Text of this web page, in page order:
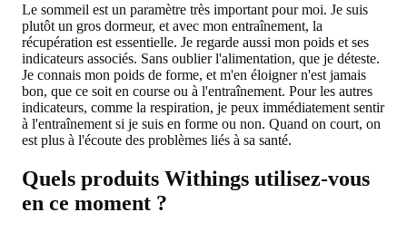
Le sommeil est un paramètre très important pour moi. Je suis
plutôt un gros dormeur, et avec mon entraînement, la
récupération est essentielle. Je regarde aussi mon poids et ses
indicateurs associés. Sans oublier l'alimentation, que je déteste.
Je connais mon poids de forme, et m'en éloigner n'est jamais
bon, que ce soit en course ou à l'entraînement. Pour les autres
indicateurs, comme la respiration, je peux immédiatement sentir
à l'entraînement si je suis en forme ou non. Quand on court, on
est plus à l'écoute des problèmes liés à sa santé.
Quels produits Withings utilisez-vous
en ce moment ?